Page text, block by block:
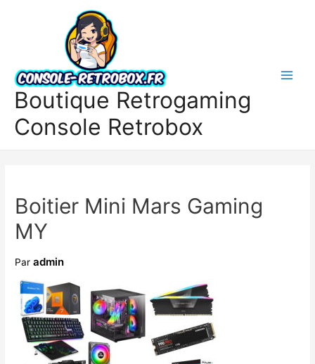
Boutique Retrogaming
Console Retrobox
Boitier Mini Mars Gaming
MY
Paradmin